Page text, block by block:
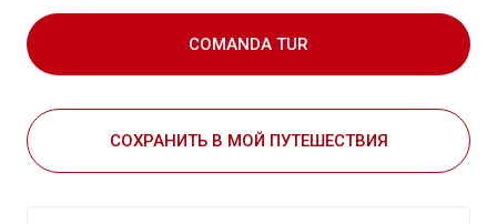
COMANDA TUR
СОХРАНИТЬ В МОЙ ПУТЕШЕСТВИЯ